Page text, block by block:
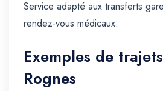
Service adapté aux transferts
rendez-vous médicaux.
Exemples de
Rognes